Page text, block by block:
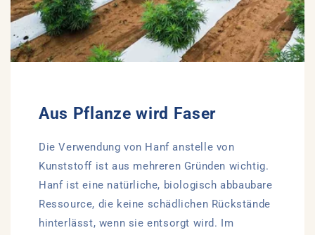
Aus Pflanze wird Faser
Die Verwendung von Hanf anstelle von
Kunststoff ist aus mehreren Gründen wichtig.
Hanf ist eine natürliche, biologisch abbaubare
Ressource, die keine schädlichen Rückstände
hinterlässt, wenn sie entsorgt wird. Im